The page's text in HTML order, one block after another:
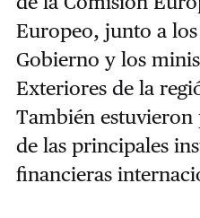
Europeo, junto a
Gobierno y los
Exteriores de la
También estuvieron
de las principales
financieras